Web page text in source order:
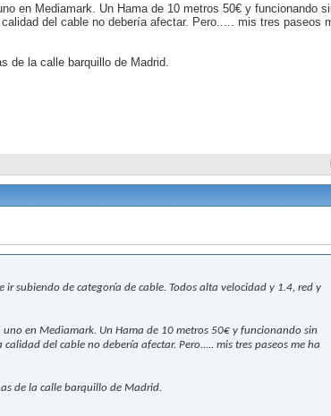
en Mediamark. Un Hama de 10 metros 50€ y funcionando
del cable no debería afectar. Pero..... mis tres paseos
de la calle barquillo de Madrid.
subiendo de categoría de cable. Todos alta velocidad y 1.4, red y
en Mediamark. Un Hama de 10 metros 50€ y funcionando sin
del cable no debería afectar. Pero..... mis tres paseos me ha
de la calle barquillo de Madrid.